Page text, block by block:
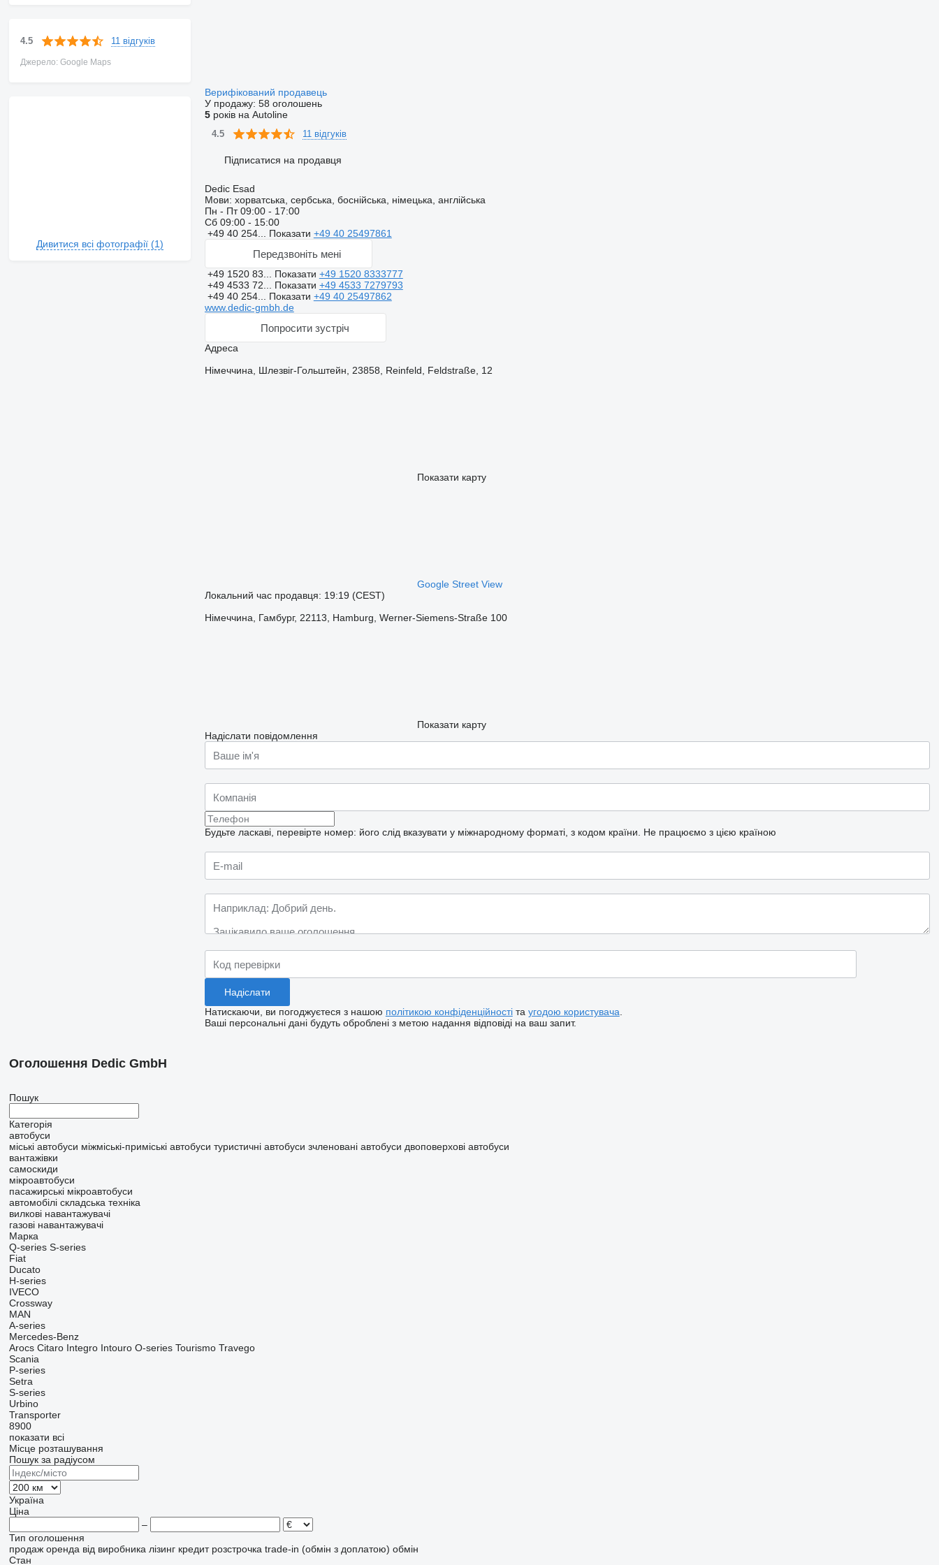
4.5 11 відгуків
Джерело: Google Maps
Дивитися всі фотографії (1)
Верифікований продавець
У продажу: 58 оголошень
5років на Autoline
4.5 11 відгуків
Підписатися на продавця
Dedic Esad
Мови: хорватська, сербська, боснійська, німецька, англійська
Пн - Пт09:00 - 17:00
Сб 09:00 - 15:00
+49 40 254... Показати +49 40 25497861
Передзвоніть мені
+49 1520 83... Показати +49 1520 8333777
+49 4533 72... Показати +49 4533 7279793
+49 40 254... Показати +49 40 25497862
www.dedic-gmbh.de
Попросити зустріч
Адреса
Німеччина, Шлезвіг-Гольштейн, 23858, Reinfeld, Feldstraße, 12
Показати карту
Google Street View
Локальний час продавця: 19:19 (CEST)
Німеччина, Гамбург, 22113, Hamburg, Werner-Siemens-Straße 100
Показати карту
Надіслати повідомлення
Будьте ласкаві, перевірте номер: його слід вказувати у міжнародному форматі, з кодом країни. Не працюємо з цією країною
Натискаючи, ви погоджуєтеся з нашою політикою конфіденційностіта угодою користувача
Ваші персональні дані будуть оброблені з метою надання відповіді на ваш запит.
Оголошення Dedic GmbH
Пошук
Категорія
автобуси
міські автобуси міжміські-приміські автобуси туристичні автобуси зчленовані автобуси двоповерхові автобуси
вантажівки
самоскиди
мікроавтобуси
пасажирські мікроавтобуси
автомобілі складська техніка
вилкові навантажувачі
газові навантажувачі
Марка
Q-series S-series
Fiat
Ducato
H-series
IVECO
Crossway
MAN
A-series
Mercedes-Benz
Arocs Citaro Integro Intouro O-series Tourismo Travego
Scania
P-series
Setra
S-series
Urbino
Transporter
8900
показати всі
Місце розташування
Пошук за радіусом
Україна
Ціна
–
Тип оголошення
продаж оренда від виробника лізинг кредит розстрочка trade-in (обмін з доплатою) обмін
Стан